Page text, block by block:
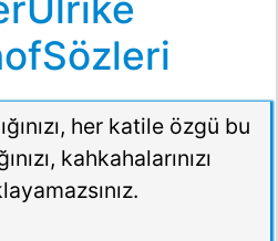
her katile özgü bu
kahkahalarınızı